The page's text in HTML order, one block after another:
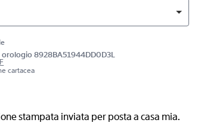
8928BA51944DD0D3L
cartacea
stampata inviata per posta a casa mia.